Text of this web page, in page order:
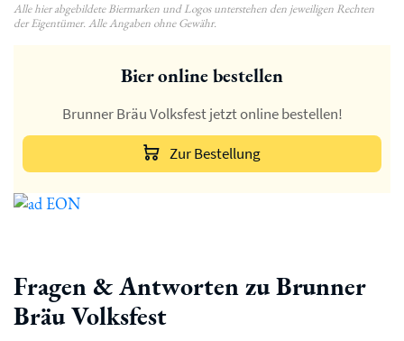
Alle hier abgebildete Biermarken und Logos unterstehen den jeweiligen Rechten
der Eigentümer. Alle Angaben ohne Gewähr.
Bier online bestellen
Brunner Bräu Volksfest jetzt online bestellen!
Zur Bestellung
Fragen & Antworten zu Brunner
Bräu Volksfest